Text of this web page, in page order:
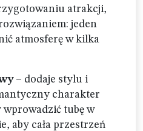
atrakcji,
jeden
atmosferę w kilka
– dodaje stylu i
charakter
tubę w
aby cała przestrzeń